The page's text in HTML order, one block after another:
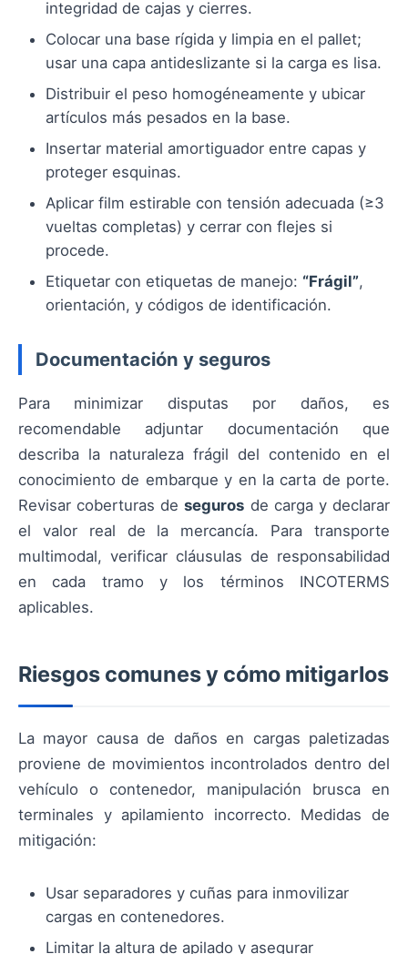
integridad de cajas y cierres.
Colocar una base rígida y limpia en el pallet;
usar una capa antideslizante si la carga es lisa.
Distribuir el peso homogéneamente y ubicar
artículos más pesados en la base.
Insertar material amortiguador entre capas y
proteger esquinas.
Aplicar film estirable con tensión adecuada (≥3
vueltas completas) y cerrar con flejes si
procede.
Etiquetar con etiquetas de manejo: “Frágil”,
orientación, y códigos de identificación.
Documentación y seguros
Para minimizar disputas por daños, es
recomendable adjuntar documentación que
describa la naturaleza frágil del contenido en el
conocimiento de embarque y en la carta de porte.
Revisar coberturas deseguros de carga y declarar
el valor real de la mercancía. Para transporte
multimodal, verificar cláusulas de responsabilidad
en cada tramo y los términos INCOTERMS
aplicables.
Riesgos comunes y cómo mitigarlos
La mayor causa de daños en cargas paletizadas
proviene de movimientos incontrolados dentro del
vehículo o contenedor, manipulación brusca en
terminales y apilamiento incorrecto. Medidas de
mitigación:
Usar separadores y cuñas para inmovilizar
cargas en contenedores.
Limitar la altura de apilado y asegurar